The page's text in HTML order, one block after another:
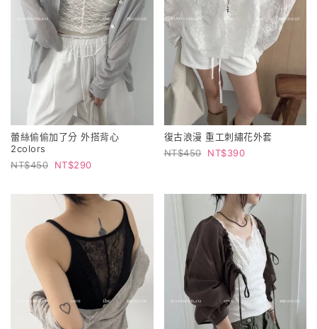
蕾絲偷偷加了分 外搭背心
2colors
450
290
復古浪漫 重工刺繡花外套
450
390